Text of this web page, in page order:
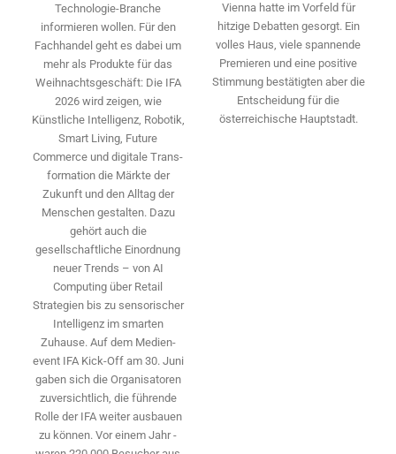
Technologie-­Branche
informieren wollen. Für den
Fachhandel geht es dabei um
mehr als Produkte für das
Weihnachtsgeschäft: Die IFA
2026 wird ­zeigen, wie
Künstliche Intelligenz, Robotik,
Smart Living, Future
Commerce und digitale Trans­
formation die Märkte der
Zukunft und den Alltag der
Menschen gestalten. Dazu
gehört auch die
gesellschaftliche Einordnung
neuer Trends – von AI
Computing über Retail
Strategien bis zu sensorischer
Intelligenz im smarten
Zuhause. Auf dem Medien­
event IFA Kick-Off am 30. Juni
gaben sich die Organisatoren
zuversichtlich, die führende
Rolle der IFA weiter ausbauen
zu können. Vor einem Jahr ­
Vienna hatte im Vorfeld für
hitzige Debatten gesorgt. Ein
volles Haus, viele spannende
Premieren und eine positive
Stimmung bestätigten aber die
Entscheidung für die
österreichische Hauptstadt.